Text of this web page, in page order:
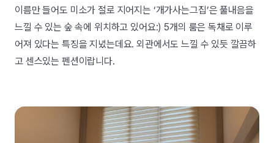
이름만 들어도 미소가 절로 지어지는 ‘개가사는그집’은 풀내음을
느낄 수 있는 숲 속에 위치하고 있어요:) 5개의 룸은 독채로 이루
어져 있다는 특징을 지녔는데요. 외관에서도 느낄 수 있듯 깔끔하
고 센스있는 펜션이랍니다.